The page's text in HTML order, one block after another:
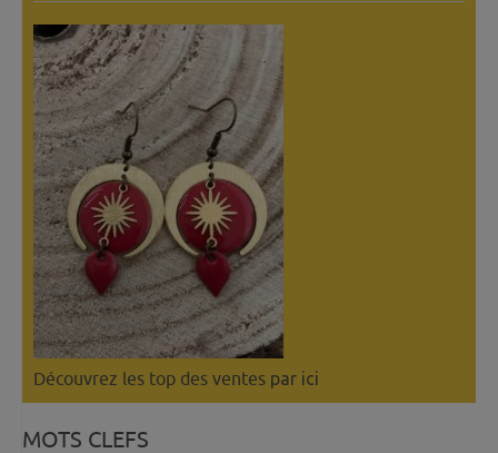
Découvrez les top des ventes par ici
MOTS CLEFS